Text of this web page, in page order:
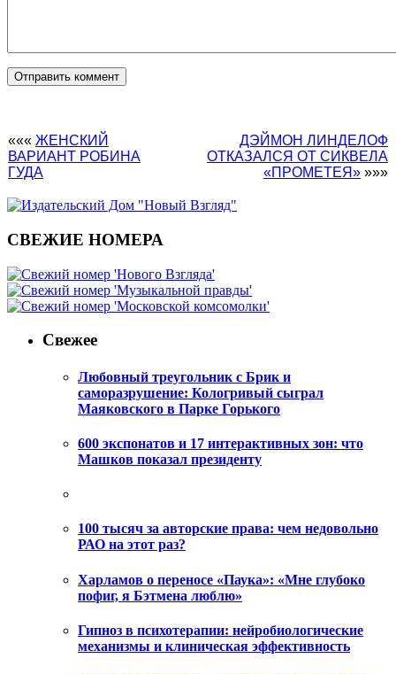
««« ЖЕНСКИЙ
ВАРИАНТ РОБИНА
ГУДА
ДЭЙМОН ЛИНДЕЛОФ
ОТКАЗАЛСЯ ОТ СИКВЕЛА
«ПРОМЕТЕЯ» »»»
СВЕЖИЕ НОМЕРА
Свежее
Любовный треугольник с Брик и
саморазрушение: Кологривый сыграл
Маяковского в Парке Горького
600 экспонатов и 17 интерактивных зон: что
Машков показал президенту
100 тысяч за авторские права: чем недовольно
РАО на этот раз?
Харламов о переносе «Паука»: «Мне глубоко
пофиг, я Бэтмена люблю»
Гипноз в психотерапии: нейробиологические
механизмы и клиническая эффективность